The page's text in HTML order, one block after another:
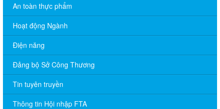
An toàn thực phẩm
Hoạt động Ngành
Điện năng
Đảng bộ Sở Công Thương
Tin tuyên truyền
Thông tin Hội nhập FTA